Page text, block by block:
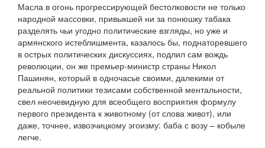
Масла в огонь прогрессирующей бестолковости не только
народной массовки, привыкшей ни за понюшку табака
разделять чьи угодно политические взгляды, но уже и
армянского истеблишмента, казалось бы, поднаторевшего
в острых политических дискуссиях, подлил сам вождь
революции, он же премьер-министр страны Никол
Пашинян, который в одночасье своими, далекими от
реальной политики тезисами собственной ментальности,
свел неочевидную для всеобщего восприятия формулу
первого президента к животному (от слова живот), или
даже, точнее, извозчицкому эгоизму: баба с возу – кобыле
легче.